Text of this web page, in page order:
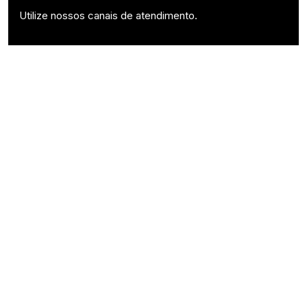
Utilize nossos canais de atendimento.